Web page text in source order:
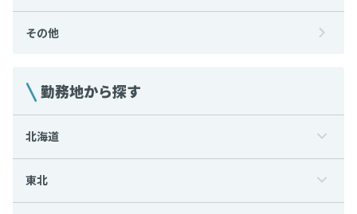
その他
勤務地から探す
北海道
東北